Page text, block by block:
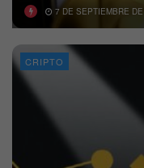
7 DE SEPTIEMBRE
CRIPTO